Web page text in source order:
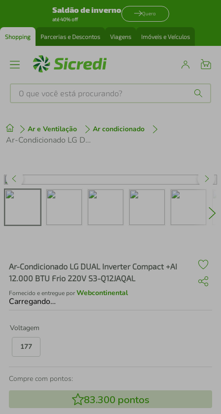
Saldão de inverno
até 40% off
Quero
Shopping Parcerias e Descontos Viagens Imóveis e Veículos
O que você está procurando?
Ar e Ventilação Ar condicionado
Ar-Condicionado LG DUAL Inverter Compact +AI 12.000 BTU Frio 220V S3-Q12JAQAL
Ar-Condicionado LG DUAL Inverter Compact +AI
12.000 BTU Frio 220V S3-Q12JAQAL
Fornecido e entregue porWebcontinental
Carregando…
Voltagem
177
Compre com pontos:
83.300 pontos
1º tenis
perfume